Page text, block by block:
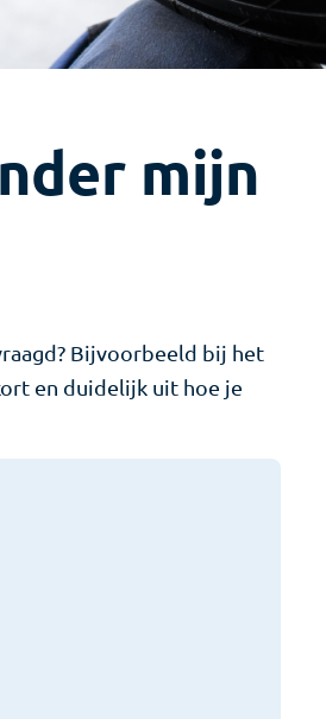
mijn
Bijvoorbeeld bij het
en duidelijk uit hoe je